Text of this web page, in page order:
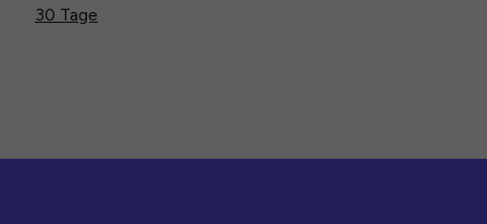
30 Tage